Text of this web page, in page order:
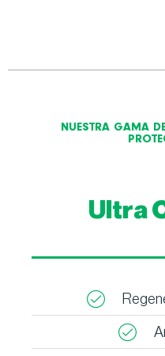
NUESTRA GAMA
Ultra